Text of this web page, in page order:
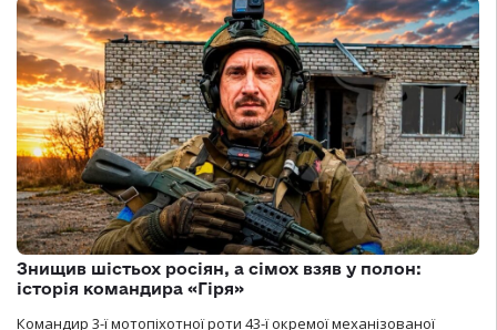
Знищив шістьох росіян, а сімох взяв у полон:
історія командира «Гіря»
Командир 3-ї мотопіхотної роти 43-ї окремої механізованої